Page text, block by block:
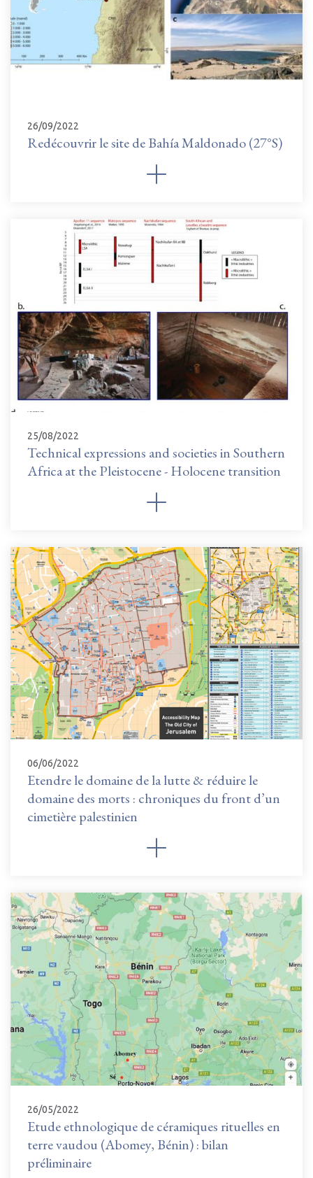
26/09/2022
Redécouvrir le site de Bahía Maldonado (27°S)
25/08/2022
Technical expressions and societies in Southern
Africa at the Pleistocene - Holocene transition
06/06/2022
Etendre le domaine de la lutte & réduire le
domaine des morts : chroniques du front d’un
cimetière palestinien
26/05/2022
Etude ethnologique de céramiques rituelles en
terre vaudou (Abomey, Bénin) : bilan
préliminaire